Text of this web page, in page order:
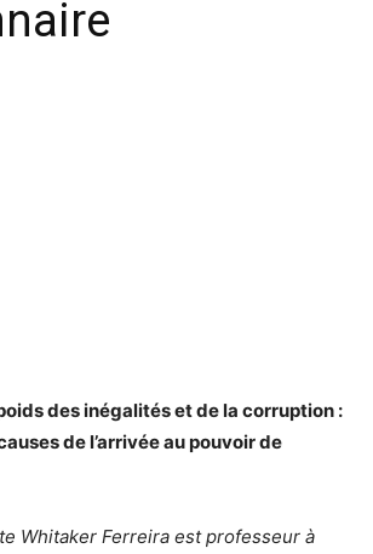
des inégalités et de la corruption :
de l’arrivée au pouvoir de
Whitaker Ferreira est professeur à